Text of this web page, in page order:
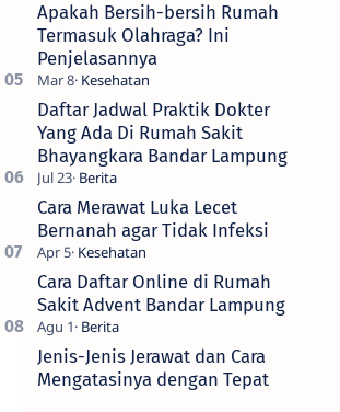
Apakah Bersih-bersih Rumah
Termasuk Olahraga? Ini
Penjelasannya
Daftar Jadwal Praktik Dokter
Yang Ada Di Rumah Sakit
Bhayangkara Bandar Lampung
Cara Merawat Luka Lecet
Bernanah agar Tidak Infeksi
Cara Daftar Online di Rumah
Sakit Advent Bandar Lampung
Jenis-Jenis Jerawat dan Cara
Mengatasinya dengan Tepat